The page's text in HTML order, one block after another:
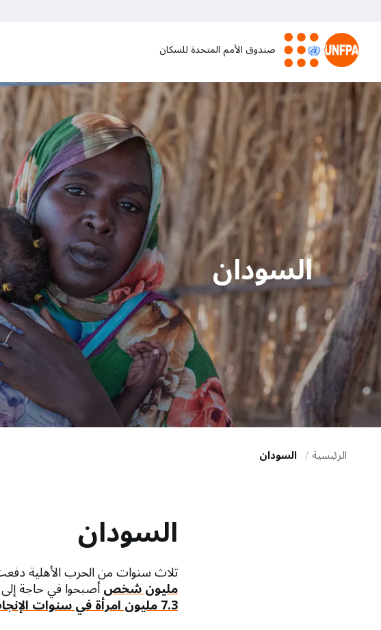
المحتوى
الرئيسي صندوق الأمم المتحدة للسكان
M
a
i
n
n
a
v
i
g
a
t
السودان
الرئيسية السودان
السودان
ثلاث سنوات من الحرب الأهلية
مليون شخصأصبحوا في حاجة
7.3 مليون امرأة في سنوات الإنجاب و 1.1 مليون امرأة حامل.